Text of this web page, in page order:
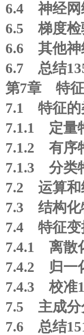
6.4 神经网
6.5 梯度检
6.6 其他神
6.7 总结
第7章 特
7.1 特征的
7.1.1 定量
7.1.2 有序
7.1.3 分类
7.2 运算和
7.3 结构化
7.4 特征变
7.4.1 离散
7.4.2 归一
7.4.3 校准
7.5 主成分
7.6 总结